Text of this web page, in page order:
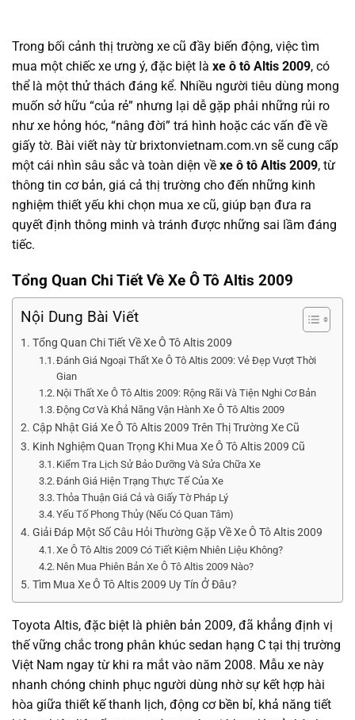
Trong bối cảnh thị trường xe cũ đầy biến động, việc tìm
mua một chiếc xe ưng ý, đặc biệt là xe ô tô Altis 2009, có
thể là một thử thách đáng kể. Nhiều người tiêu dùng mong
muốn sở hữu “của rẻ” nhưng lại dễ gặp phải những rủi ro
như xe hỏng hóc, “nâng đời” trá hình hoặc các vấn đề về
giấy tờ. Bài viết này từ brixtonvietnam.com.vn sẽ cung cấp
một cái nhìn sâu sắc và toàn diện về xe ô tô Altis 2009, từ
thông tin cơ bản, giá cả thị trường cho đến những kinh
nghiệm thiết yếu khi chọn mua xe cũ, giúp bạn đưa ra
quyết định thông minh và tránh được những sai lầm đáng
tiếc.
Tổng Quan Chi Tiết Về Xe Ô Tô Altis 2009
Nội Dung Bài Viết
Tổng Quan Chi Tiết Về Xe Ô Tô Altis 2009
Đánh Giá Ngoại Thất Xe Ô Tô Altis 2009: Vẻ Đẹp Vượt Thời
Gian
Nội Thất Xe Ô Tô Altis 2009: Rộng Rãi Và Tiện Nghi Cơ Bản
Động Cơ Và Khả Năng Vận Hành Xe Ô Tô Altis 2009
Cập Nhật Giá Xe Ô Tô Altis 2009 Trên Thị Trường Xe Cũ
Kinh Nghiệm Quan Trọng Khi Mua Xe Ô Tô Altis 2009 Cũ
Kiểm Tra Lịch Sử Bảo Dưỡng Và Sửa Chữa Xe
Đánh Giá Hiện Trạng Thực Tế Của Xe
Thỏa Thuận Giá Cả và Giấy Tờ Pháp Lý
Yếu Tố Phong Thủy (Nếu Có Quan Tâm)
Giải Đáp Một Số Câu Hỏi Thường Gặp Về Xe Ô Tô Altis 2009
Xe Ô Tô Altis 2009 Có Tiết Kiệm Nhiên Liệu Không?
Nên Mua Phiên Bản Xe Ô Tô Altis 2009 Nào?
Tìm Mua Xe Ô Tô Altis 2009 Uy Tín Ở Đâu?
Toyota Altis, đặc biệt là phiên bản 2009, đã khẳng định vị
thế vững chắc trong phân khúc sedan hạng C tại thị trường
Việt Nam ngay từ khi ra mắt vào năm 2008. Mẫu xe này
nhanh chóng chinh phục người dùng nhờ sự kết hợp hài
hòa giữa thiết kế thanh lịch, động cơ bền bỉ, khả năng tiết